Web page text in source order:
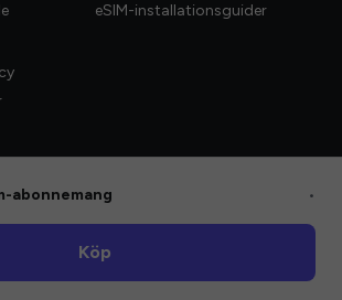
eSIM-installationsguider
abonnemang •
Köp